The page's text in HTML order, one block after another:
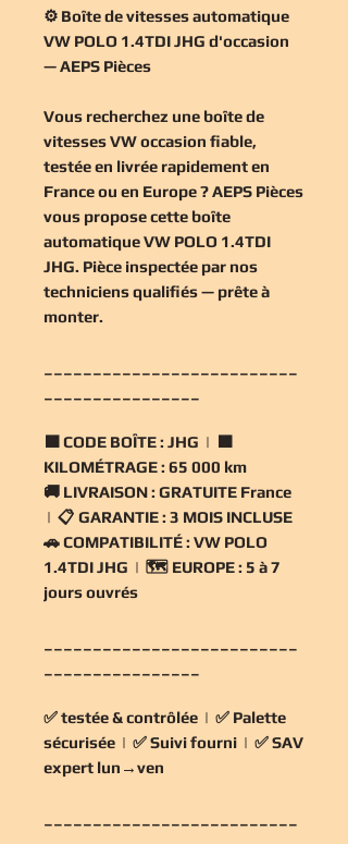
⚙️ Boîte de vitesses automatique
VW POLO 1.4TDI JHG d'occasion
— AEPS Pièces
Vous recherchez une boîte de
vitesses VW occasion fiable,
testée en livrée rapidement en
France ou en Europe ? AEPS Pièces
vous propose cette boîte
automatique VW POLO 1.4TDI
JHG. Pièce inspectée par nos
techniciens qualifiés — prête à
monter.
🟧CODE BOÎTE : JHG | 🟧
KILOMÉTRAGE : 65 000 km
🚚 LIVRAISON : GRATUITE France
| 📋 GARANTIE : 3 MOIS INCLUSE
🚗COMPATIBILITÉ : VW POLO
1.4TDI JHG | 🗺️ EUROPE : 5 à 7
jours ouvrés
✅testée & contrôlée | ✅ Palette
sécurisée | ✅Suivi fourni | ✅SAV
expert lun→ven